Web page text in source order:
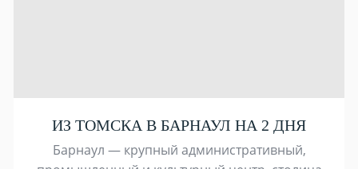
ИЗ ТОМСКА В БАРНАУЛ НА 2 ДНЯ
Барнаул — крупный административный,